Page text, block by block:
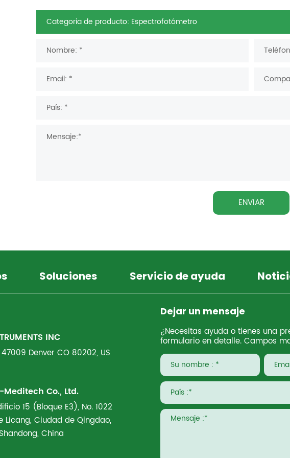
ENVIAR
Soluciones Servicio de ayuda
INC
Denver CO 80202, US
Co., Ltd.
15 (Bloque E3), No. 1022
Licang, Ciudad de Qingdao,
China
Dejar un mensaje
¿Necesitas ayuda o tienes una
formulario en detalle. Campos